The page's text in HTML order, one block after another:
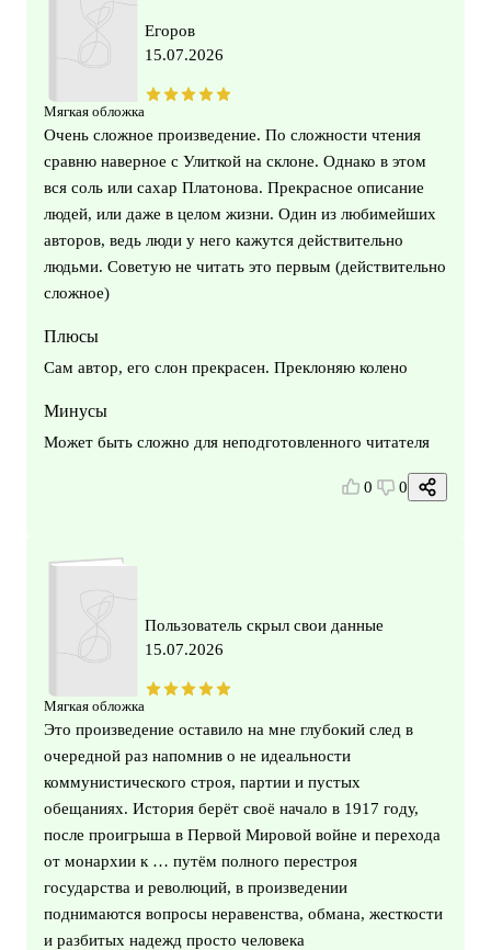
Мягкая обложка
Егоров
15.07.2026
Очень сложное произведение. По сложности чтения
сравню наверное с Улиткой на склоне. Однако в этом
вся соль или сахар Платонова. Прекрасное описание
людей, или даже в целом жизни. Один из любимейших
авторов, ведь люди у него кажутся действительно
людьми. Советую не читать это первым (действительно
сложное)
Плюсы
Сам автор, его слон прекрасен. Преклоняю колено
Минусы
Может быть сложно для неподготовленного читателя
0 0
Мягкая обложка
Пользователь скрыл свои данные
15.07.2026
Это произведение оставило на мне глубокий след в
очередной раз напомнив о не идеальности
коммунистического строя, партии и пустых
обещаниях. История берёт своё начало в 1917 году,
после проигрыша в Первой Мировой войне и перехода
от монархии к … путём полного перестроя
государства и революций, в произведении
поднимаются вопросы неравенства, обмана, жесткости
и разбитых надежд просто человека